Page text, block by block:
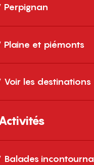
Perpignan
Plaine et piémonts
Voir les destinations
Balades
SPA****